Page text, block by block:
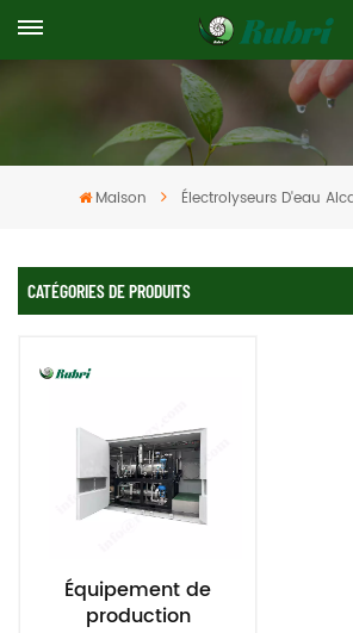
Maison Électrolyseurs D'eau
CATÉGORIES DE PRODUITS
Équipement de
production